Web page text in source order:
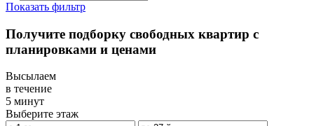
Показать фильтр
Получите подборку свободных квартир с
планировками и ценами
Высылаем
в течение
5 минут
Выберите этаж